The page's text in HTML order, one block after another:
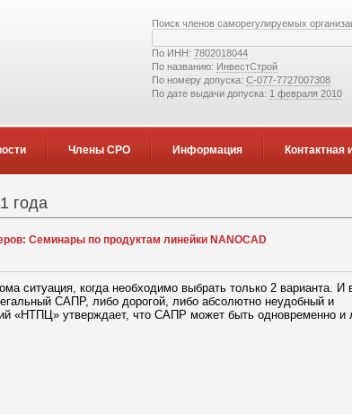
Поиск членов саморегулируемых
По ИНН: 7802018044
По названию: ИнвестСтрой
По номеру допуска: С-077-7727007308
По дате выдачи допуска: 1 февраля 2010
Члены СРО Информация
года
Семинары по продуктам линейки NANOCAD
ситуация, когда необходимо выбрать только 2 варианта. И
САПР, либо дорогой, либо абсолютно неудобный и
«НТПЦ» утверждает, что САПР может быть одновременно и